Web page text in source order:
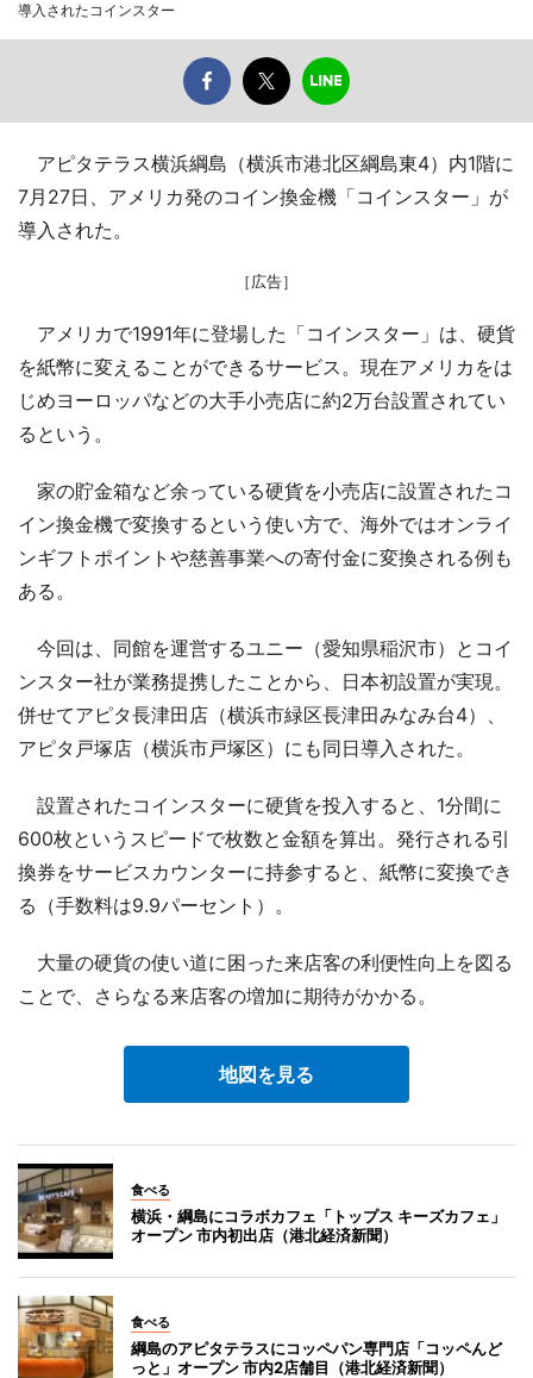
導入されたコインスター
アピタテラス横浜綱島（横浜市港北区綱島東4）内1階に
7月27日、アメリカ発のコイン換金機「コインスター」が
導入された。
［広告］
アメリカで1991年に登場した「コインスター」は、硬貨
を紙幣に変えることができるサービス。現在アメリカをは
じめヨーロッパなどの大手小売店に約2万台設置されてい
るという。
家の貯金箱など余っている硬貨を小売店に設置されたコ
イン換金機で変換するという使い方で、海外ではオンライ
ンギフトポイントや慈善事業への寄付金に変換される例も
ある。
今回は、同館を運営するユニー（愛知県稲沢市）とコイ
ンスター社が業務提携したことから、日本初設置が実現。
併せてアピタ長津田店（横浜市緑区長津田みなみ台4）、
アピタ戸塚店（横浜市戸塚区）にも同日導入された。
設置されたコインスターに硬貨を投入すると、1分間に
600枚というスピードで枚数と金額を算出。発行される引
換券をサービスカウンターに持参すると、紙幣に変換でき
る（手数料は9.9パーセント）。
大量の硬貨の使い道に困った来店客の利便性向上を図る
ことで、さらなる来店客の増加に期待がかかる。
地図を見る
食べる
横浜・綱島にコラボカフェ「トップス キーズカフェ」
オープン 市内初出店（港北経済新聞）
食べる
綱島のアピタテラスにコッペパン専門店「コッペんど
っと」オープン 市内2店舗目（港北経済新聞）